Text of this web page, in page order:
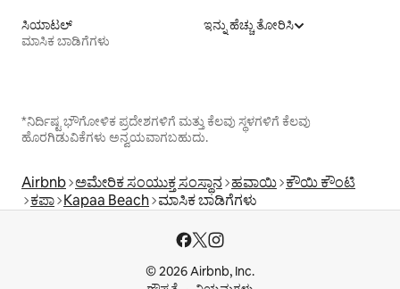
ಸಿಯಾಟಲ್
ಮಾಸಿಕ ಬಾಡಿಗೆಗಳು
ಇನ್ನು ಹೆಚ್ಚು ತೋರಿಸಿ
*ನಿರ್ದಿಷ್ಟ ಭೌಗೋಳಿಕ ಪ್ರದೇಶಗಳಿಗೆ ಮತ್ತು ಕೆಲವು ಸ್ಥಳಗಳಿಗೆ ಕೆಲವು
ಹೊರಗಿಡುವಿಕೆಗಳು ಅನ್ವಯವಾಗಬಹುದು.
Airbnb ಅಮೇರಿಕ ಸಂಯುಕ್ತ ಸಂಸ್ಥಾನ ಹವಾಯಿ ಕೌಯಿ ಕೌಂಟಿ
ಕಪಾ Kapaa Beach ಮಾಸಿಕ ಬಾಡಿಗೆಗಳು
© 2026 Airbnb, Inc.